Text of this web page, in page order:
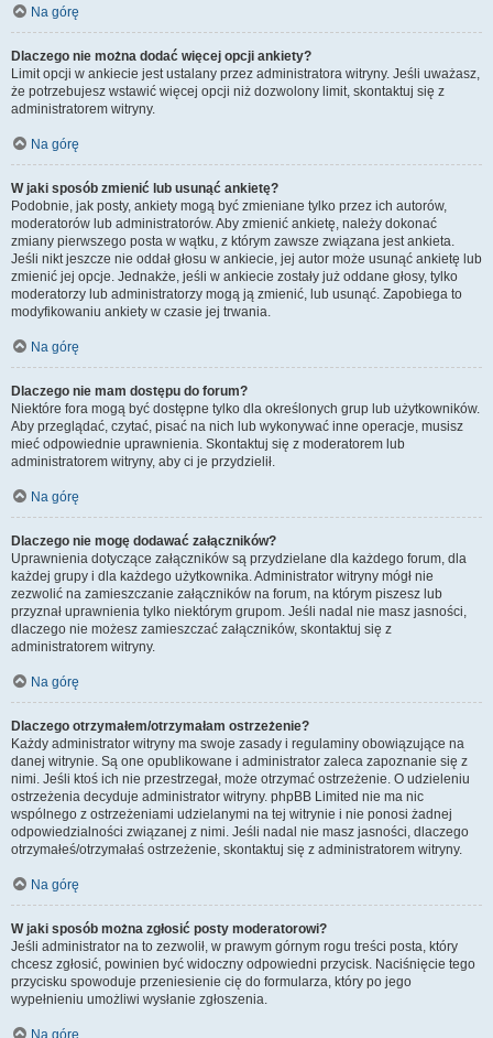
Na górę
Dlaczego nie można dodać więcej opcji ankiety?
Limit opcji w ankiecie jest ustalany przez administratora witryny. Jeśli uważasz,
że potrzebujesz wstawić więcej opcji niż dozwolony limit, skontaktuj się z
administratorem witryny.
Na górę
W jaki sposób zmienić lub usunąć ankietę?
Podobnie, jak posty, ankiety mogą być zmieniane tylko przez ich autorów,
moderatorów lub administratorów. Aby zmienić ankietę, należy dokonać
zmiany pierwszego posta w wątku, z którym zawsze związana jest ankieta.
Jeśli nikt jeszcze nie oddał głosu w ankiecie, jej autor może usunąć ankietę lub
zmienić jej opcje. Jednakże, jeśli w ankiecie zostały już oddane głosy, tylko
moderatorzy lub administratorzy mogą ją zmienić, lub usunąć. Zapobiega to
modyfikowaniu ankiety w czasie jej trwania.
Na górę
Dlaczego nie mam dostępu do forum?
Niektóre fora mogą być dostępne tylko dla określonych grup lub użytkowników.
Aby przeglądać, czytać, pisać na nich lub wykonywać inne operacje, musisz
mieć odpowiednie uprawnienia. Skontaktuj się z moderatorem lub
administratorem witryny, aby ci je przydzielił.
Na górę
Dlaczego nie mogę dodawać załączników?
Uprawnienia dotyczące załączników są przydzielane dla każdego forum, dla
każdej grupy i dla każdego użytkownika. Administrator witryny mógł nie
zezwolić na zamieszczanie załączników na forum, na którym piszesz lub
przyznał uprawnienia tylko niektórym grupom. Jeśli nadal nie masz jasności,
dlaczego nie możesz zamieszczać załączników, skontaktuj się z
administratorem witryny.
Na górę
Dlaczego otrzymałem/otrzymałam ostrzeżenie?
Każdy administrator witryny ma swoje zasady i regulaminy obowiązujące na
danej witrynie. Są one opublikowane i administrator zaleca zapoznanie się z
nimi. Jeśli ktoś ich nie przestrzegał, może otrzymać ostrzeżenie. O udzieleniu
ostrzeżenia decyduje administrator witryny. phpBB Limited nie ma nic
wspólnego z ostrzeżeniami udzielanymi na tej witrynie i nie ponosi żadnej
odpowiedzialności związanej z nimi. Jeśli nadal nie masz jasności, dlaczego
otrzymałeś/otrzymałaś ostrzeżenie, skontaktuj się z administratorem witryny.
Na górę
W jaki sposób można zgłosić posty moderatorowi?
Jeśli administrator na to zezwolił, w prawym górnym rogu treści posta, który
chcesz zgłosić, powinien być widoczny odpowiedni przycisk. Naciśnięcie tego
przycisku spowoduje przeniesienie cię do formularza, który po jego
wypełnieniu umożliwi wysłanie zgłoszenia.
Na górę